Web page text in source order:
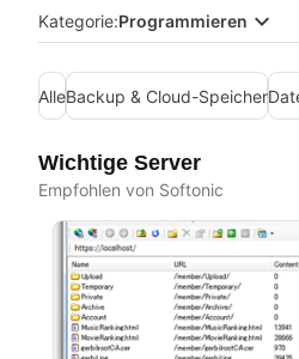
Kategorie:Programmieren
AlleBackup & Cloud-Speicher
Wichtige Server
Empfohlen von Softonic